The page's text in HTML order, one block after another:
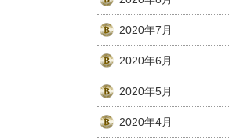
2020年7月
2020年6月
2020年5月
2020年4月